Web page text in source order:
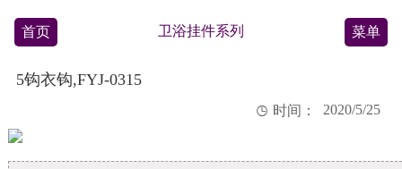
首页 卫浴挂件系列 菜单
5钩衣钩,FYJ-0315
 时间： 2020/5/25